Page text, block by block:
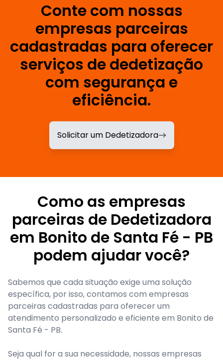
Conte com nossas
empresas parceiras
cadastradas para oferecer
serviços de dedetização
com segurança e
eficiência.
Solicitar um Dedetizadora
Como as empresas
parceiras de Dedetizadora
em Bonito de Santa Fé - PB
podem ajudar você?
Sabemos que cada situação exige uma solução
específica, por isso, contamos com empresas
parceiras cadastradas para oferecer um
atendimento personalizado e eficiente em Bonito de
Santa Fé - PB.
Seja qual for a sua necessidade, nossas empresas